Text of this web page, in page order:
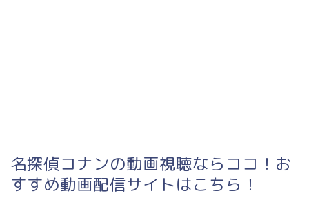
名探偵コナンの動画視聴ならココ！お
すすめ動画配信サイトはこちら！